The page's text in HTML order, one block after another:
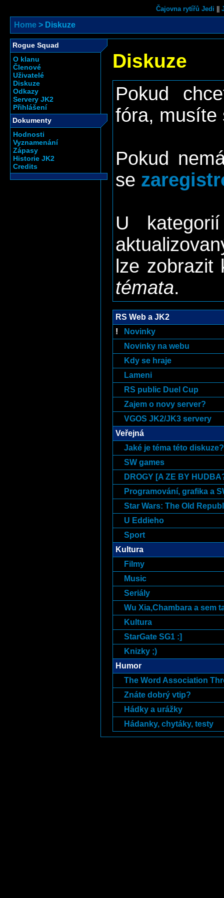
Čajovna rytířů Jedi
Home > Diskuze
Rogue Squad
O klanu
Členové
Uživatelé
Diskuze
Odkazy
Servery JK2
Přihlášení
Dokumenty
Hodnosti
Vyznamenání
Zápasy
Historie JK2
Credits
Diskuze
Pokud
fóra,
Pokud
se
U
lze
témata.
RS Web a JK2
!
Novinky
Novinky na webu
Kdy se hraje
Lameni
RS public Duel Cup
Zajem o novy server?
VGOS JK2/JK3 servery
Veřejná
Jaké je téma této diskuze?
SW games
DROGY [A ZE BY
Programování, grafika a
Star Wars: The Old
U Eddieho
Sport
Kultura
Filmy
Music
Seriály
Wu Xia,Chambara a sem
Kultura
StarGate SG1 :]
Knizky ;)
Humor
The Word Association
Znáte dobrý vtip?
Hádky a urážky
Hádanky, chytáky, testy